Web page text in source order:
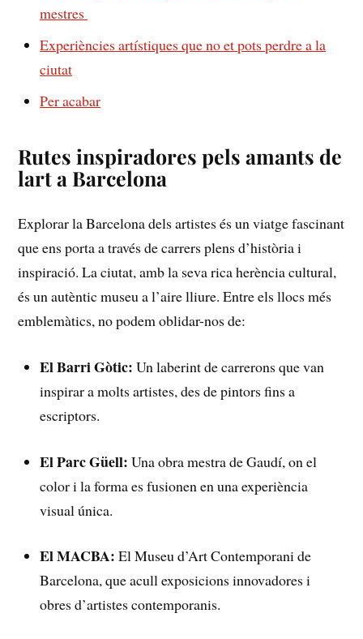
mestres ‌
Experiències artístiques que no et pots perdre a la
ciutat
Per acabar
Rutes inspiradores pels amants de
lart a Barcelona
Explorar la Barcelona ‌dels artistes és un‌ viatge fascinant
que ens porta a través de carrers plens⁤ d’història i
inspiració. La ciutat, amb⁤ la seva rica ​herència cultural,
és un autèntic museu a‌ l’aire lliure.⁣ Entre els llocs⁣ més
emblemàtics, no podem oblidar-nos‍ de:
El Barri Gòtic: Un ​laberint⁣ de carrerons que van
inspirar a molts artistes, des de pintors fins a
escriptors.
El Parc Güell: Una obra mestra de Gaudí, on el
color⁣ i la forma es fusionen en una experiència‍
visual única.
El MACBA: El⁢ Museu d’Art Contemporani de⁤
Barcelona, que acull exposicions​ innovadores‌ i‍
obres d’artistes contemporanis.